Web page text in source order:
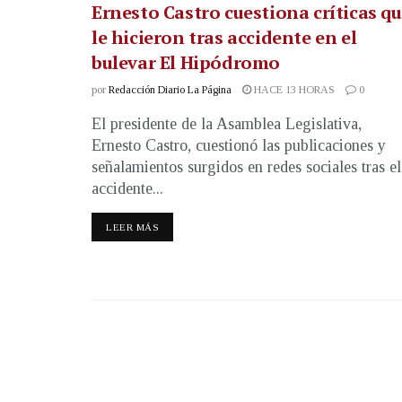
Ernesto Castro cuestiona críticas
le hicieron tras accidente en el
bulevar El Hipódromo
por Redacción Diario La Página HACE 13 HORAS 0
El presidente de la Asamblea Legislativa,
Ernesto Castro, cuestionó las publicaciones y
señalamientos surgidos en redes sociales tras el
accidente...
LEER MÁS